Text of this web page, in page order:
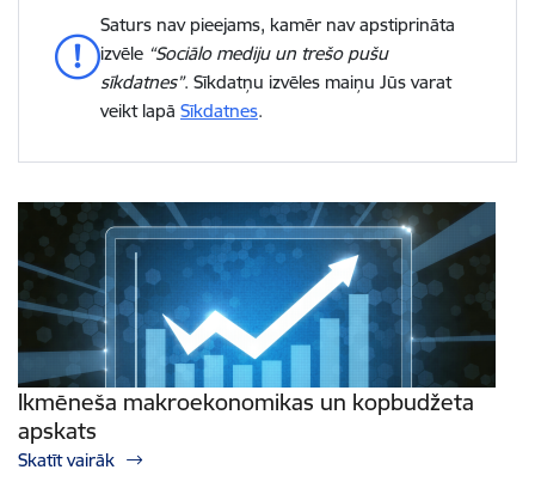
Saturs nav pieejams, kamēr nav apstiprināta
izvēle “Sociālo mediju un trešo pušu
sīkdatnes”. Sīkdatņu izvēles maiņu Jūs varat
veikt lapā Sīkdatnes.
Ikmēneša makroekonomikas un kopbudžeta
apskats
Skatīt vairāk